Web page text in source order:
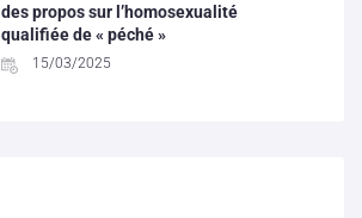
des propos sur l’homosexualité
qualifiée de « péché »
15/03/2025